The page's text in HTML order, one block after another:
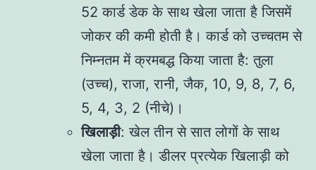
52 कार्ड डेक के साथ खेला जाता है जिसमें
जोकर की कमी होती है। कार्ड को उच्चतम से
निम्नतम में क्रमबद्ध किया जाता है: तुला
(उच्च), राजा, रानी, जैक, 10, 9, 8, 7, 6,
5, 4, 3, 2 (नीचे)।
खिलाड़ी: खेल तीन से सात लोगों के साथ
खेला जाता है। डीलर प्रत्येक खिलाड़ी को